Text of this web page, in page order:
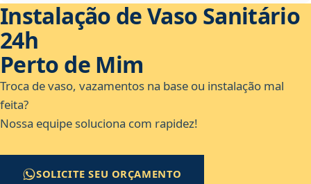
Instalação de Vaso Sanitário
24h
Perto de Mim
Troca de vaso, vazamentos na base ou instalação mal
feita?
Nossa equipe soluciona com rapidez!
SOLICITE SEU ORÇAMENTO